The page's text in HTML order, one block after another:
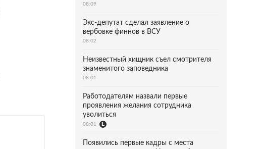
08:09
Экс-депутат сделал заявление о
вербовке финнов в ВСУ
08:02
Неизвестный хищник съел смотрителя
знаменитого заповедника
08:01
Работодателям назвали первые
проявления желания сотрудника
уволиться
08:01
Появились первые кадры с места